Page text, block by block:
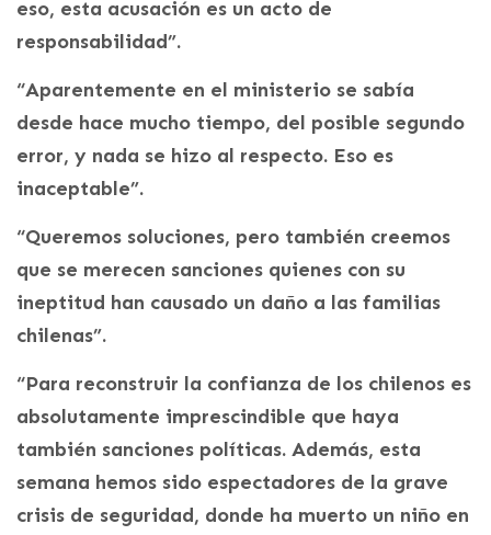
eso, esta acusación es un acto de
responsabilidad”.
“Aparentemente en el ministerio se sabía
desde hace mucho tiempo, del posible segundo
error, y nada se hizo al respecto. Eso es
inaceptable”.
“Queremos soluciones, pero también creemos
que se merecen sanciones quienes con su
ineptitud han causado un daño a las familias
chilenas”.
“Para reconstruir la confianza de los chilenos es
absolutamente imprescindible que haya
también sanciones políticas. Además, esta
semana hemos sido espectadores de la grave
crisis de seguridad, donde ha muerto un niño en